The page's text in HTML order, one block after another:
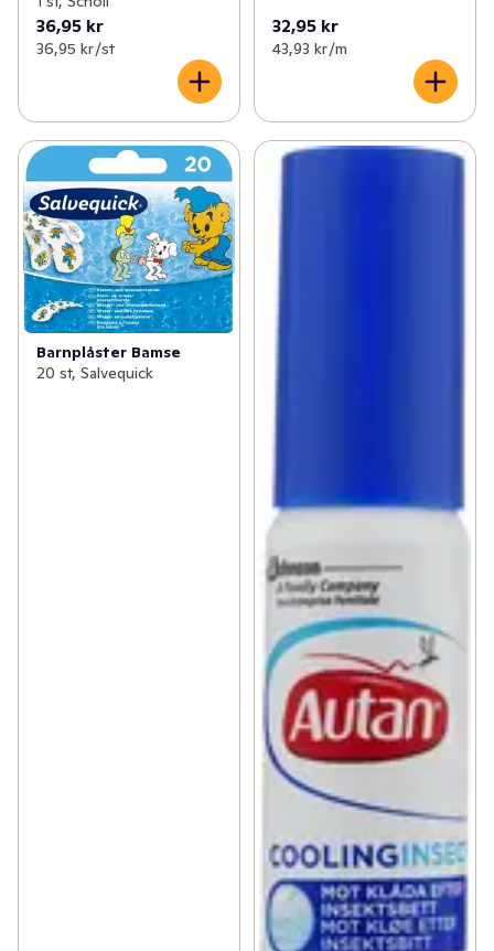
36,95 kr
36,95 kr /st
32,95 kr
43,93 kr /m
Barnplåster Bamse
20 st, Salvequick